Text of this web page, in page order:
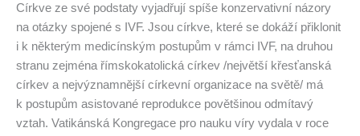
Církve ze své podstaty vyjadřují spíše konzervativní názory
na otázky spojené s IVF. Jsou církve, které se dokáží přiklonit
i k některým medicínským postupům v rámci IVF, na druhou
stranu zejména římskokatolická církev /největší křesťanská
církev a nejvýznamnější církevní organizace na světě/ má
k postupům asistované reprodukce povětšinou odmítavý
vztah. Vatikánská Kongregace pro nauku víry vydala v roce